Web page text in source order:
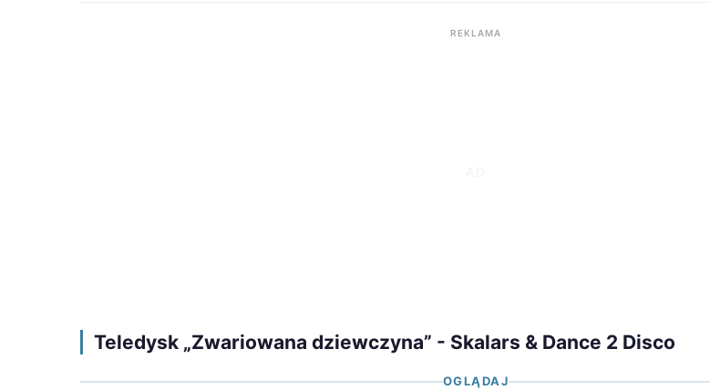
REKLAMA
Teledysk „Zwariowana dziewczyna” - Skalars & Dance 2 Disco
OGLĄDAJ